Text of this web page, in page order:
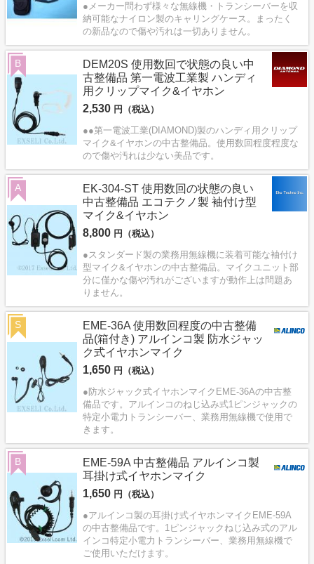
●メーカー問わず様々な無線機・トランシーバーを収
納可能なナイロン製のキャリングケース。まったく
の新品なので傷や汚れは一切ありません。
DEM20S 使用数回で状態の良い中
古整備品 第一電波工業製 ハンディ
用クリップマイク&イヤホン
2,530 円（税込）
●●第一電波工業(DIAMOND)製のハンディ用クリップ
マイク&イヤホンの中古整備品。使用数回程度程度な
ので傷や汚れは少ない美品です。
B
EK-304-ST 使用数回の状態の良い
中古整備品 エコテクノ製 袖付け型
マイク&イヤホン
8,800 円（税込）
●スタンダード製の業務用無線機に装着可能な袖付け
型マイク&イヤホンの中古整備品。マイクユニット部
分に僅かな傷や汚れがございますが動作上は問題あ
りません。
A
EME-36A 使用数回程度の中古整備
品(箱付き) アルインコ製 防水ジャッ
ク式イヤホンマイク
1,650 円（税込）
●防水ジャック式イヤホンマイクEME-36Aの中古整
備品です。アルインコのねじ込み式1ピンジャックの
特定小電力トランシーバー、業務用無線機で使用で
きます。
S
EME-59A 中古整備品 アルインコ製
耳掛け式イヤホンマイク
1,650 円（税込）
●アルインコ製の耳掛け式イヤホンマイクEME-59A
の中古整備品です。1ピンジャックねじ込み式のアル
インコ特定小電力トランシーバー、業務用無線機で
ご使用いただけます。
B